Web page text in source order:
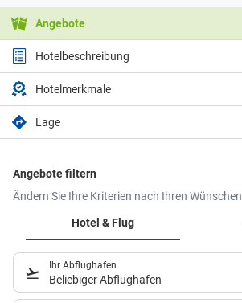
Angebote
Hotelbeschreibung
Hotelmerkmale
Lage
Angebote filtern
Ändern Sie Ihre Kriterien nach Ihren Wünschen
Hotel & Flug
Ihr Abflughafen
Beliebiger Abflughafen